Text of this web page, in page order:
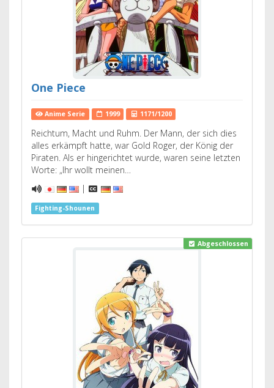
One Piece
Anime Serie 1999 1171/1200
Reichtum, Macht und Ruhm. Der Mann, der sich dies
alles erkämpft hatte, war Gold Roger, der König der
Piraten. Als er hingerichtet wurde, waren seine letzten
Worte: „Ihr wollt meinen…
|
Fighting-Shounen
Abgeschlossen